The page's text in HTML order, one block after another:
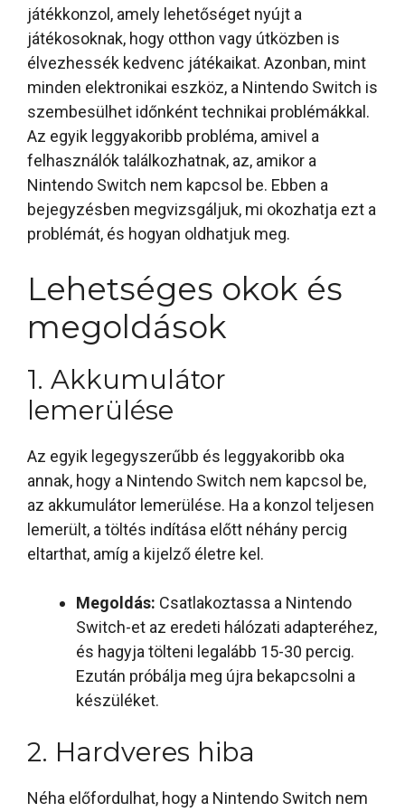
játékkonzol, amely lehetőséget nyújt a
játékosoknak, hogy otthon vagy útközben is
élvezhessék kedvenc játékaikat. Azonban, mint
minden elektronikai eszköz, a Nintendo Switch is
szembesülhet időnként technikai problémákkal.
Az egyik leggyakoribb probléma, amivel a
felhasználók találkozhatnak, az, amikor a
Nintendo Switch nem kapcsol be. Ebben a
bejegyzésben megvizsgáljuk, mi okozhatja ezt a
problémát, és hogyan oldhatjuk meg.
Lehetséges okok és
megoldások
1. Akkumulátor
lemerülése
Az egyik legegyszerűbb és leggyakoribb oka
annak, hogy a Nintendo Switch nem kapcsol be,
az akkumulátor lemerülése. Ha a konzol teljesen
lemerült, a töltés indítása előtt néhány percig
eltarthat, amíg a kijelző életre kel.
Megoldás: Csatlakoztassa a Nintendo
Switch-et az eredeti hálózati adapteréhez,
és hagyja tölteni legalább 15-30 percig.
Ezután próbálja meg újra bekapcsolni a
készüléket.
2. Hardveres hiba
Néha előfordulhat, hogy a Nintendo Switch nem